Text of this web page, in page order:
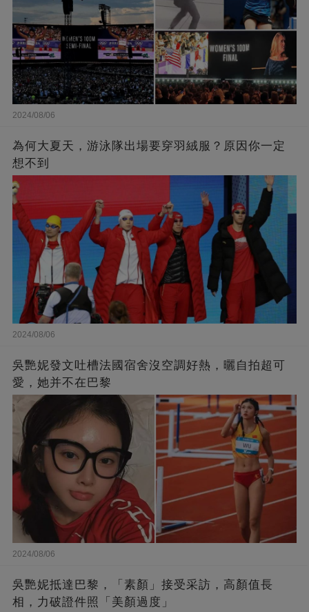
2024/08/06
為何大夏天，游泳隊出場要穿羽絨服？原因你一定
想不到
2024/08/06
吳艷妮發文吐槽法國宿舍沒空調好熱，曬自拍超可
愛，她并不在巴黎
2024/08/06
吳艷妮抵達巴黎，「素顏」接受采訪，高顏值長
相，力破證件照「美顏過度」